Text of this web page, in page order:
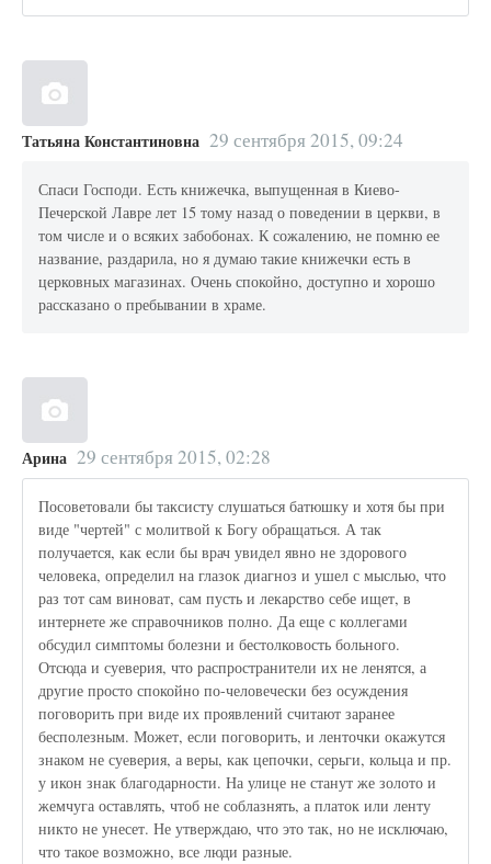
Татьяна Константиновна 29 сентября 2015, 09:24
Спаси Господи. Есть книжечка, выпущенная в Киево-
Печерской Лавре лет 15 тому назад о поведении в церкви, в
том числе и о всяких забобонах. К сожалению, не помню ее
название, раздарила, но я думаю такие книжечки есть в
церковных магазинах. Очень спокойно, доступно и хорошо
рассказано о пребывании в храме.
Арина 29 сентября 2015, 02:28
Посоветовали бы таксисту слушаться батюшку и хотя бы при
виде "чертей" с молитвой к Богу обращаться. А так
получается, как если бы врач увидел явно не здорового
человека, определил на глазок диагноз и ушел с мыслью, что
раз тот сам виноват, сам пусть и лекарство себе ищет, в
интернете же справочников полно. Да еще с коллегами
обсудил симптомы болезни и бестолковость больного.
Отсюда и суеверия, что распространители их не ленятся, а
другие просто спокойно по-человечески без осуждения
поговорить при виде их проявлений считают заранее
бесполезным. Может, если поговорить, и ленточки окажутся
знаком не суеверия, а веры, как цепочки, серьги, кольца и пр.
у икон знак благодарности. На улице не станут же золото и
жемчуга оставлять, чтоб не соблазнять, а платок или ленту
никто не унесет. Не утверждаю, что это так, но не исключаю,
что такое возможно, все люди разные.